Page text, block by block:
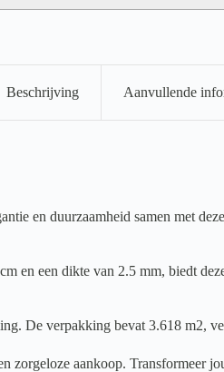
Beschrijving Aanvullende
en duurzaamheid samen met
en een dikte van 2.5 mm, biedt
De verpakking bevat 3.618 m2,
zorgeloze aankoop. Transformeer